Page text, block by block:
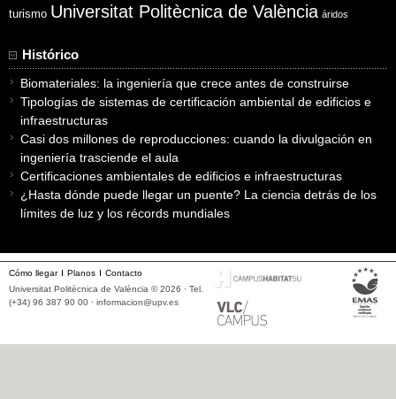
turismo Universitat Politècnica de València áridos
Histórico
Biomateriales: la ingeniería que crece antes de construirse
Tipologías de sistemas de certificación ambiental de edificios e
infraestructuras
Casi dos millones de reproducciones: cuando la divulgación en
ingeniería trasciende el aula
Certificaciones ambientales de edificios e infraestructuras
¿Hasta dónde puede llegar un puente? La ciencia detrás de los
límites de luz y los récords mundiales
Cómo llegar Planos
Contacto
Universitat Politècnica de València © 2026 · Tel.
(+34) 96 387 90 00 · informacion@upv.es